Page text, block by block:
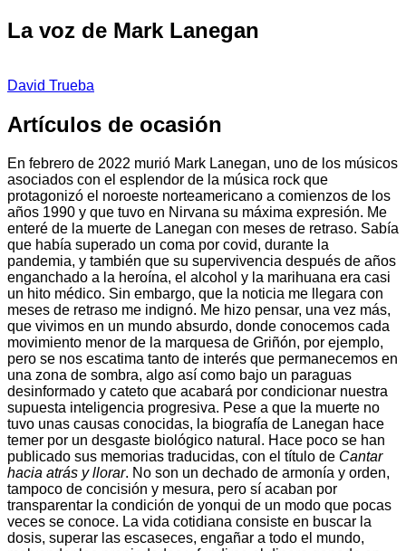
La voz de Mark Lanegan
David Trueba
Artículos de ocasión
En febrero de 2022 murió Mark Lanegan, uno de los músicos
asociados con el esplendor de la música rock que
protagonizó el noroeste norteamericano a comienzos de los
años 1990 y que tuvo en Nirvana su máxima expresión. Me
enteré de la muerte de Lanegan con meses de retraso. Sabía
que había superado un coma por covid, durante la
pandemia, y también que su supervivencia después de años
enganchado a la heroína, el alcohol y la marihuana era casi
un hito médico. Sin embargo, que la noticia me llegara con
meses de retraso me indignó. Me hizo pensar, una vez más,
que vivimos en un mundo absurdo, donde conocemos cada
movimiento menor de la marquesa de Griñón, por ejemplo,
pero se nos escatima tanto de interés que permanecemos en
una zona de sombra, algo así como bajo un paraguas
desinformado y cateto que acabará por condicionar nuestra
supuesta inteligencia progresiva. Pese a que la muerte no
tuvo unas causas conocidas, la biografía de Lanegan hace
temer por un desgaste biológico natural. Hace poco se han
publicado sus memorias traducidas, con el título de Cantar
hacia atrás y llorar. No son un dechado de armonía y orden,
tampoco de concisión y mesura, pero sí acaban por
transparentar la condición de yonqui de un modo que pocas
veces se conoce. La vida cotidiana consiste en buscar la
dosis, superar las escaseces, engañar a todo el mundo,